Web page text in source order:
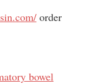
order
bowel